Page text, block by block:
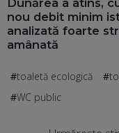
Dunărea a atins,
nou debit minim
analizată foarte
amânată
toaletă ecologică
WC public